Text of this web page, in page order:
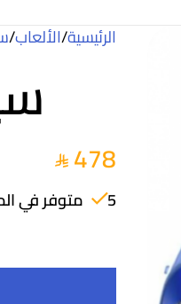
الرئيسية/الألعاب/
478
5 متوفر في المخزون